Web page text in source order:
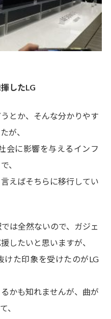
したLG
とか、そんな分かりやす
が、
会に影響を与えるインフ
、
えばそちらに移行してい
は全然ないので、ガジェ
したいと思いますが、
けた印象を受けたのがLG
かも知れませんが、曲が
、